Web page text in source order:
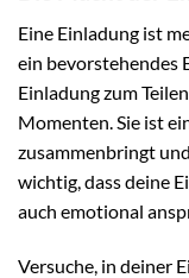
Eine Einladung ist
ein bevorstehendes
Einladung zum
Momenten. Sie ist
zusammenbringt
wichtig, dass deine
auch emotional
Versuche, in deiner